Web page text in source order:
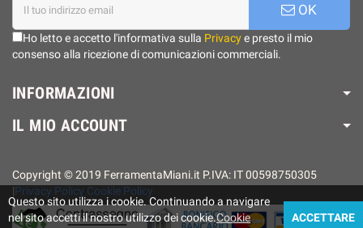
OK
Ho letto e accetto l'informativa sulla Privacye presto il mio
consenso alla ricezione di comunicazioni commerciali.
INFORMAZIONI
IL MIO ACCOUNT
Copyright © 2019 FerramentaMiani.it P.IVA: IT 00598750305
|Privacy Policy Cookie Policy
Questo sito utilizza i cookie. Continuando a navigare
nel sito accetti il ​​nostro utilizzo dei cookie.Cookie
ACCETTARE